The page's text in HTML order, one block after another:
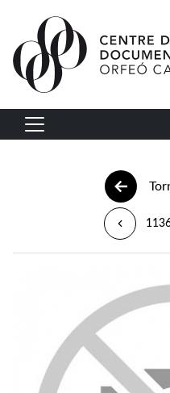
Vés al contingut
Navegació